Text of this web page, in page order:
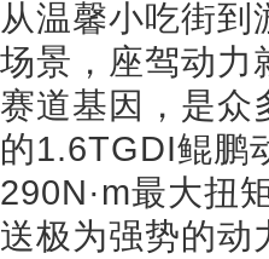
从温馨小吃街
场景，座驾动力
赛道基因，是众
的1.6TGDI鲲鹏
290N·m最大扭
送极为强势的动